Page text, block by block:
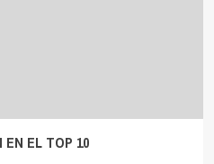
EN EL TOP 10